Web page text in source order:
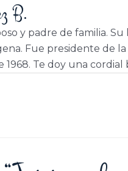
B.
y padre de familia.
Fue presidente de la
1968. Te doy una